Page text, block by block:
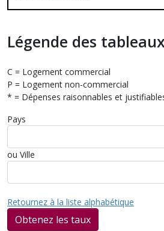
Légende des
C = Logement commercial
P = Logement non-commercial
* = Dépenses raisonnables et
Pays
ou Ville
Retournez à la liste alphabétique
Obtenez les taux